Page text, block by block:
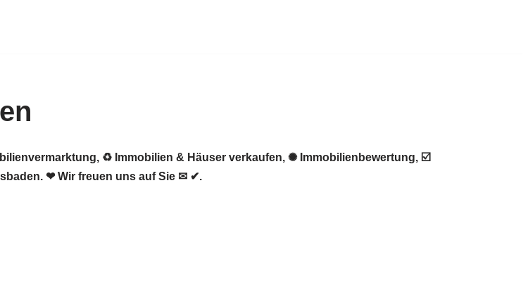
♻ Immobilien & Häuser verkaufen, ✺ Immobilienbewertung, ☑️
❤ Wir freuen uns auf Sie ✉ ✔.